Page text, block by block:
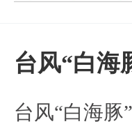
台风“白海
台风“白海豚